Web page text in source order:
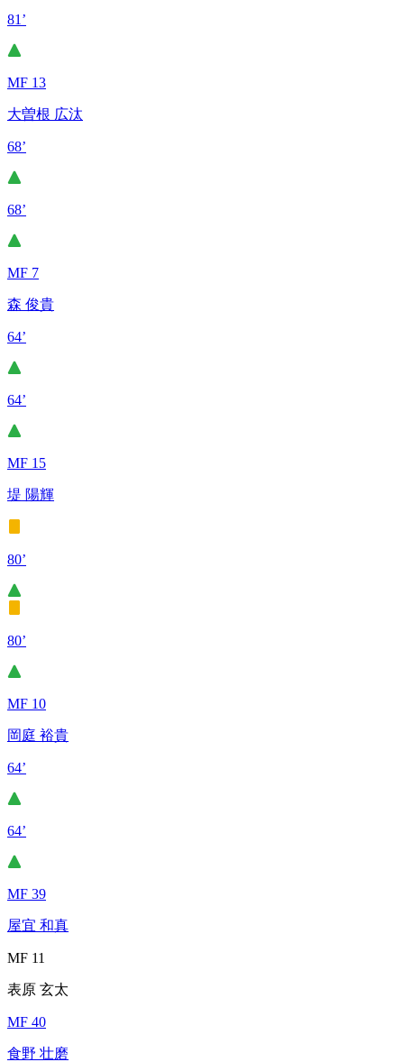
81’
MF 13
大曽根 広汰
68’
68’
MF 7
森 俊貴
64’
64’
MF 15
堤 陽輝
80’
80’
MF 10
岡庭 裕貴
64’
64’
MF 39
屋宜 和真
MF 11
表原 玄太
MF 40
食野 壮磨